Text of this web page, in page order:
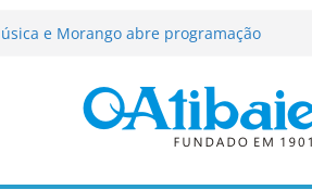
segurança, limpeza dos
com projeto socioesportivo